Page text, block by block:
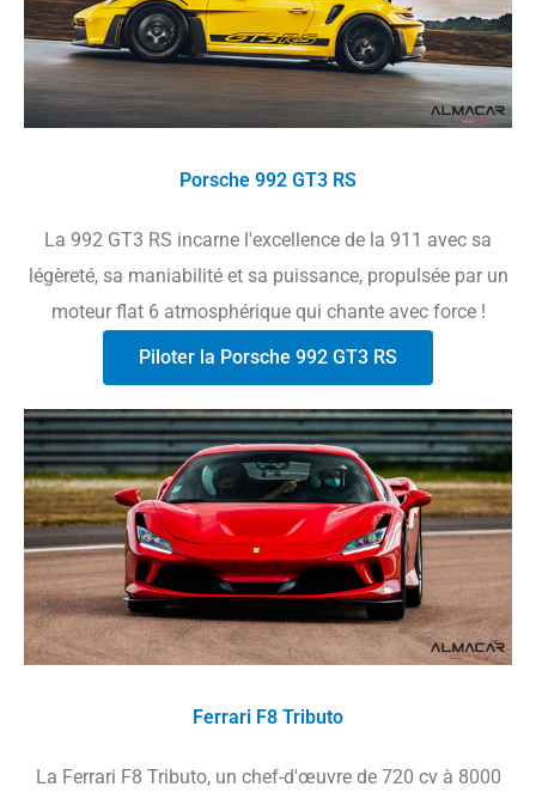
Porsche 992 GT3 RS
La 992 GT3 RS incarne l'excellence de la 911 avec sa
légèreté, sa maniabilité et sa puissance, propulsée par un
moteur flat 6 atmosphérique qui chante avec force !
Piloter la Porsche 992 GT3 RS
Ferrari F8 Tributo
La Ferrari F8 Tributo, un chef-d'œuvre de 720 cv à 8000